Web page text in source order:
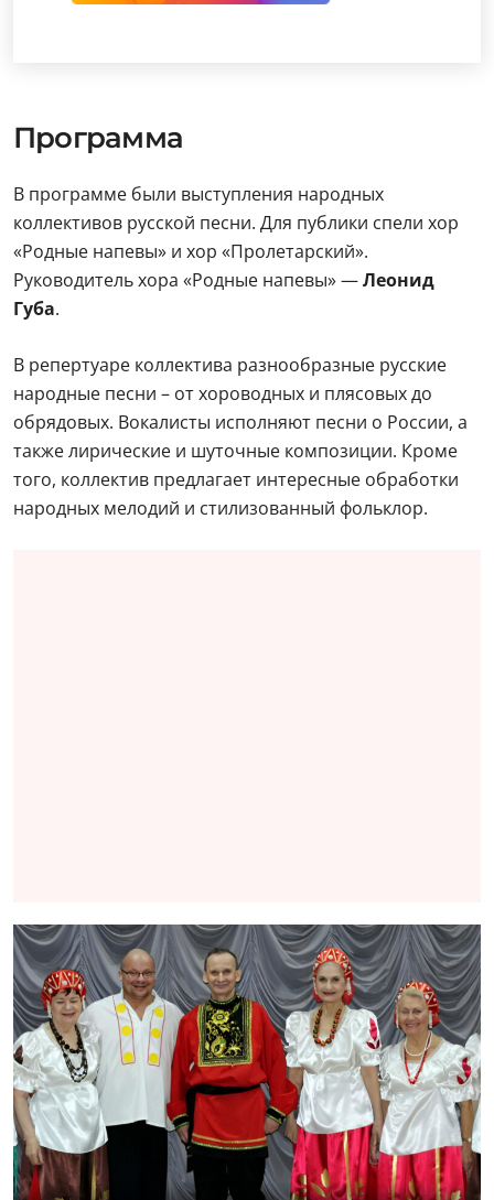
Программа
В программе были выступления народных
коллективов русской песни. Для публики спели хор
«Родные напевы» и хор «Пролетарский».
Руководитель хора «Родные напевы» —Леонид
Губа.
В репертуаре коллектива разнообразные русские
народные песни – от хороводных и плясовых до
обрядовых. Вокалисты исполняют песни о России, а
также лирические и шуточные композиции. Кроме
того, коллектив предлагает интересные обработки
народных мелодий и стилизованный фольклор.